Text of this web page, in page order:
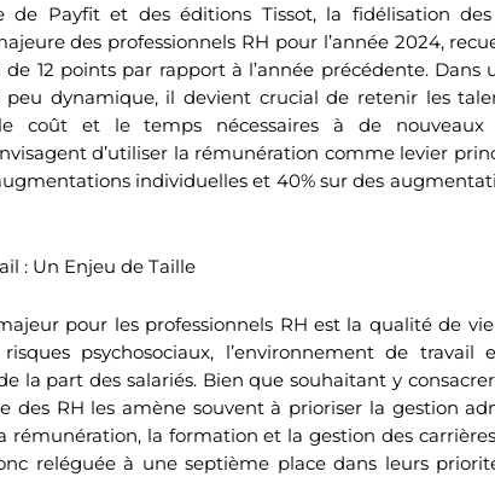
de Payfit et des éditions Tissot, la fidélisation
des professionnels RH pour l’année 2024,
12 points par rapport à l’année précédente. Dans
dynamique, il devient crucial de retenir les
coût et le temps nécessaires à de nouveaux
d’utiliser la rémunération comme levier
individuelles et 40% sur des
: Un Enjeu de Taille
pour les professionnels RH est la qualité de vie
psychosociaux, l’environnement de travail
la part des salariés. Bien que souhaitant y
des RH les amène souvent à prioriser la gestion
rémunération, la formation et la gestion des
reléguée à une septième place dans leurs